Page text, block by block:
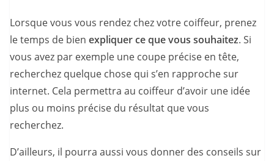
Lorsque vous vous rendez chez votre coiffeur, prenez
le temps de bien expliquer ce que vous souhaitez. Si
vous avez par exemple une coupe précise en tête,
recherchez quelque chose qui s’en rapproche sur
internet. Cela permettra au coiffeur d’avoir une idée
plus ou moins précise du résultat que vous
recherchez.
D’ailleurs, il pourra aussi vous donner des conseils sur